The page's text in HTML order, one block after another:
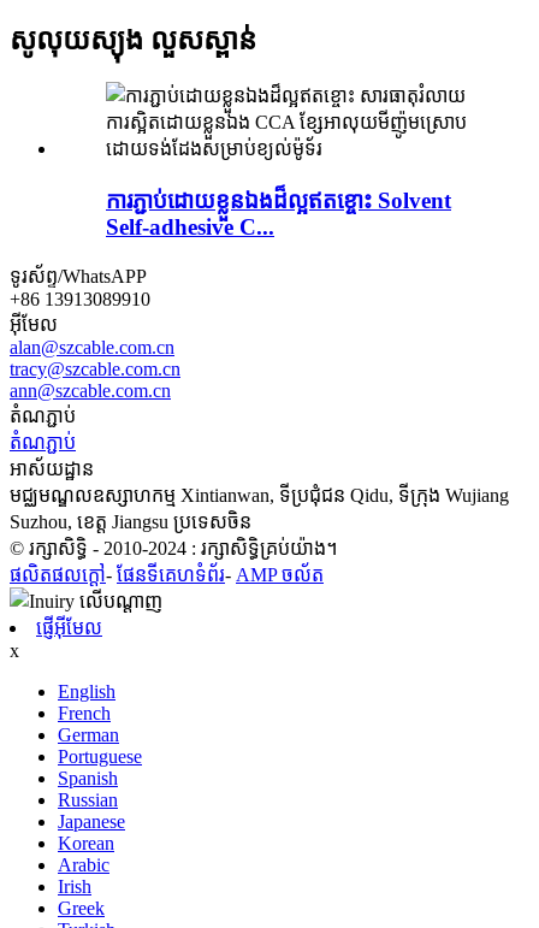
សូលុយស្យុង លួសស្ពាន់
ការភ្ជាប់ដោយខ្លួនឯងដ៏ល្អឥតខ្ចោះ Solvent
Self-adhesive C...
ទូរស័ព្ទ/WhatsAPP
+86 13913089910
អ៊ីមែល
alan@szcable.com.cn
tracy@szcable.com.cn
ann@szcable.com.cn
តំណភ្ជាប់
តំណភ្ជាប់
អាស័យដ្ឋាន
មជ្ឈមណ្ឌលឧស្សាហកម្ម Xintianwan, ទីប្រជុំជន Qidu, ទីក្រុង Wujiang
Suzhou, ខេត្ត Jiangsu ប្រទេសចិន
© រក្សាសិទ្ធិ - 2010-2024 : រក្សាសិទ្ធិគ្រប់យ៉ាង។
ផលិតផលក្តៅ- ផែនទីគេហទំព័រ- AMP ចល័ត
ផ្ញើអ៊ីមែល
x
English
French
German
Portuguese
Spanish
Russian
Japanese
Korean
Arabic
Irish
Greek